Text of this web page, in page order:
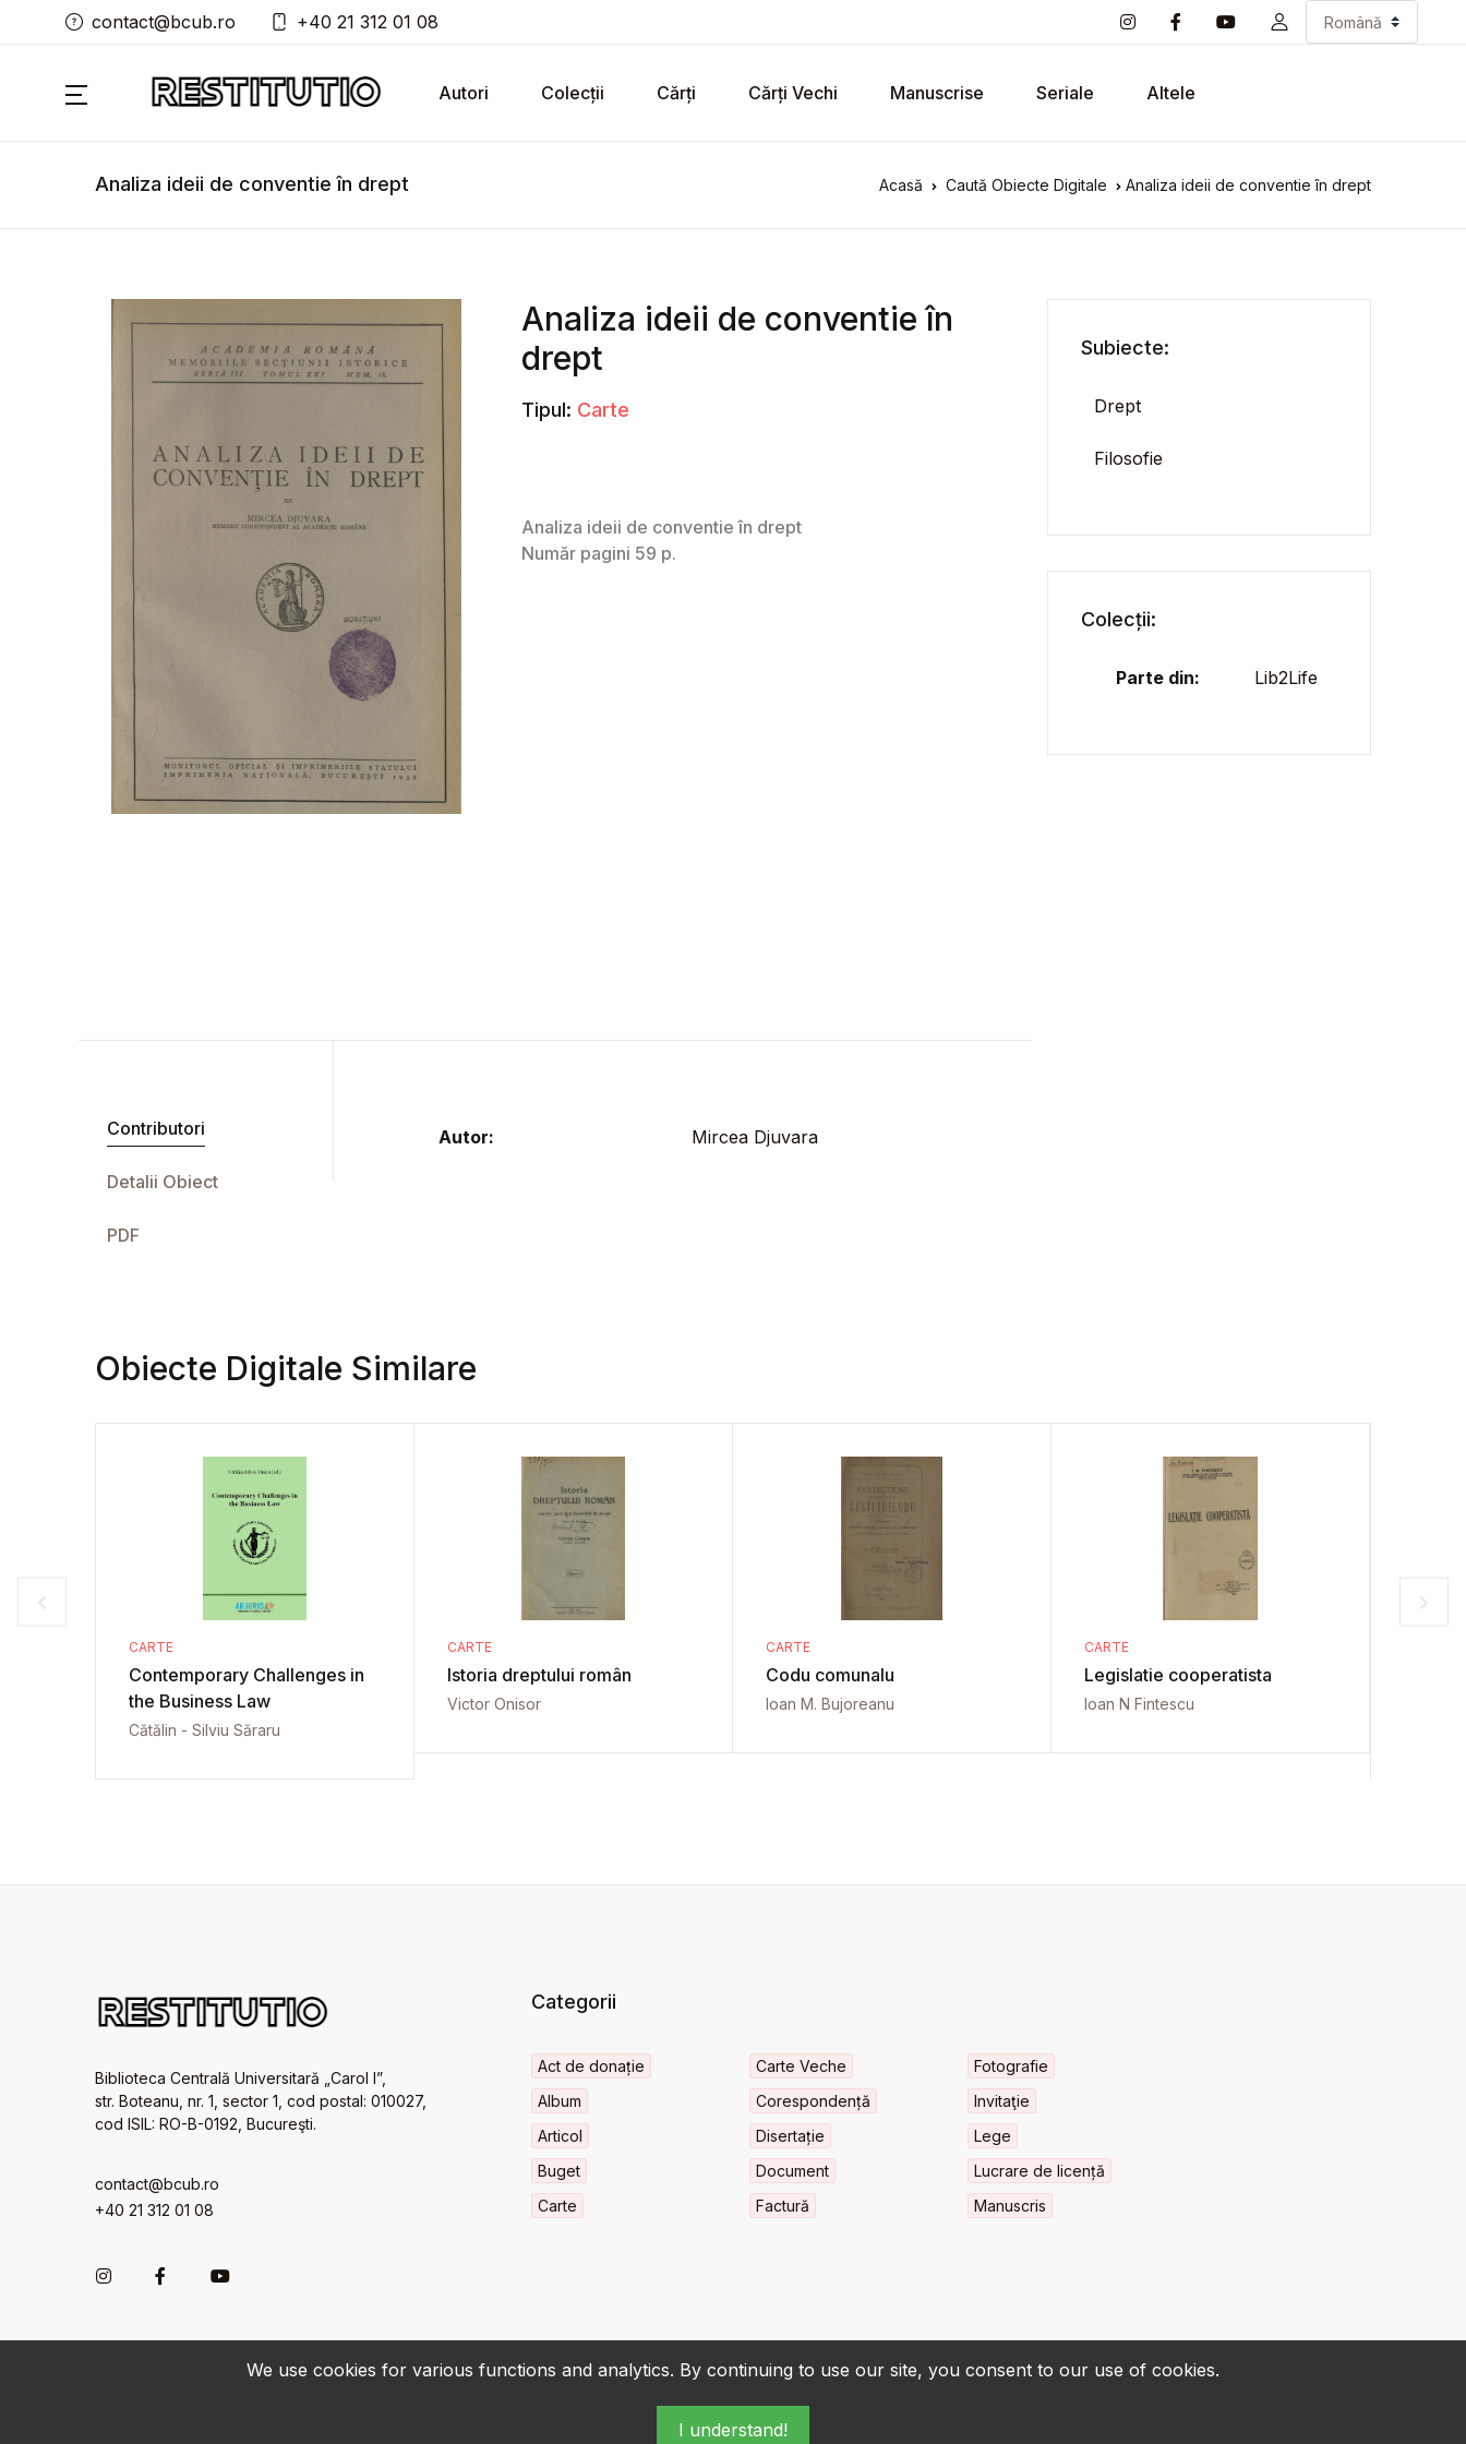
We use cookies for various functions and analytics. By continuing to use our site, you consent to our use of cookies.
I understand!
contact@bcub.ro +40 21 312 01 08
Autori Colecții Cărți Cărți Vechi Manuscrise Seriale Altele
Analiza ideii de conventie în drept Acasă Caută Obiecte Digitale Analiza ideii de conventie în drept
Analiza ideii de conventie în
drept
Tipul: Carte
Contributori
Detalii Obiect
PDF
Autor: Mircea Djuvara
Subiecte:
Drept
Filosofie
Colecții:
Parte din: Lib2Life
Obiecte Digitale Similare
CARTE
Contemporary Challenges in
the Business Law
Cătălin - Silviu Săraru
CARTE
Istoria dreptului român
Victor Onisor
CARTE
Codu comunalu
Ioan M. Bujoreanu
CARTE
Legislatie cooperatista
Ioan N Fintescu
Biblioteca Centrală Universitară „Carol I”,
str. Boteanu, nr. 1, sector 1, cod postal: 010027,
cod ISIL: RO-B-0192, Bucureşti.
contact@bcub.ro
+40 21 312 01 08
Categorii
Act de donație
Album
Articol
Buget
Carte
Carte Veche
Corespondență
Disertație
Document
Factură
Fotografie
Invitaţie
Lege
Lucrare de licență
Manuscris